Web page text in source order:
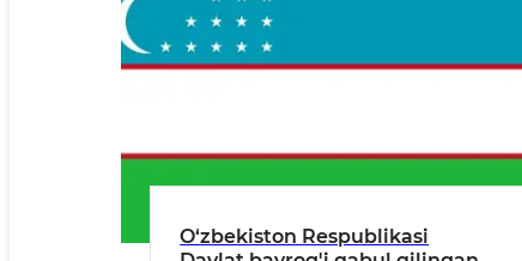
O‘zbekiston Respublikasi